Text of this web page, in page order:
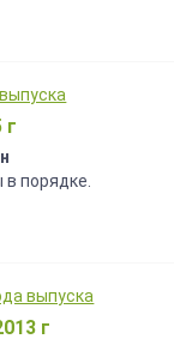
г
порядке.
г